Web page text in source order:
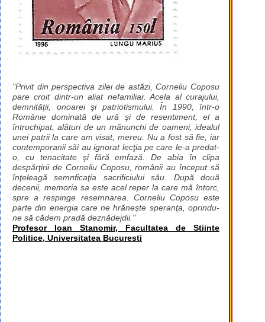
"Privit din perspectiva zilei de astăzi, Corneliu Coposu
pare croit dintr-un aliat nefamiliar. Acela al curajului,
demnităţii, onoarei şi patriotismului. În 1990, într-o
Românie dominată de ură şi de resentiment, el a
întruchipat, alături de un mănunchi de oameni, idealul
unei patrii la care am visat, mereu. Nu a fost să fie, iar
contemporanii săi au ignorat lecţia pe care le-a predat-
o, cu tenacitate şi fără emfază. De abia în clipa
despărţirii de Corneliu Coposu, românii au început să
înţeleagă semnficaţia sacrificiului său. După două
decenii, memoria sa este acel reper la care mă întorc,
spre a respinge resemnarea. Corneliu Coposu este
parte din energia care ne hrăneşte speranţa, oprindu-
ne să cădem pradă deznădejdii."
Profesor Ioan Stanomir, Facultatea de Stiinte
Politice, Universitatea Bucuresti